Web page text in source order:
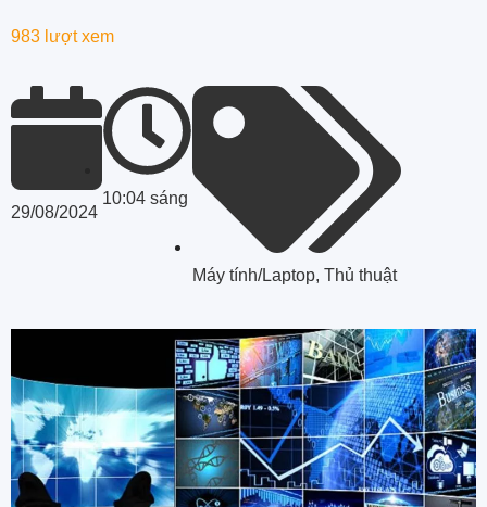
983 lượt xem
29/08/2024
10:04 sáng
Máy tính/Laptop, Thủ thuật